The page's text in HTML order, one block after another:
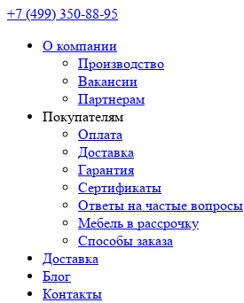
+7 (499) 350-88-95
О компании
Производство
Вакансии
Партнерам
Покупателям
Оплата
Доставка
Гарантия
Сертификаты
Ответы на частые вопросы
Мебель в рассрочку
Способы заказа
Доставка
Блог
Контакты